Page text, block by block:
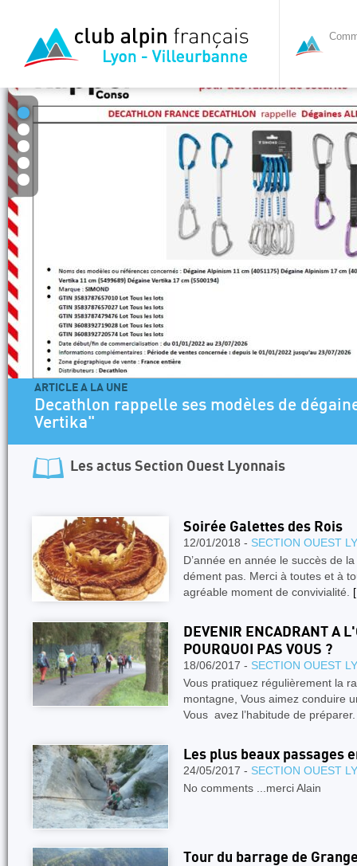
ARTICLE A LA UNE
Decathlon rappelle ses modèles de
Vertika"
Les actus Section Ouest Lyonnais
Soirée Galettes des Rois
12/01/2018 - SECTION OUEST
D’année en année le succès de
dément pas. Merci à toutes et à
agréable moment de convivialité.
DEVENIR ENCADRANT A
POURQUOI PAS VOUS ?
18/06/2017 - SECTION OUEST
Vous pratiquez régulièrement la
montagne, Vous aimez conduire
Vous avez l’habitude de
Les plus beaux passages
24/05/2017 - SECTION OUEST
No comments ...merci Alain
Tour du barrage de